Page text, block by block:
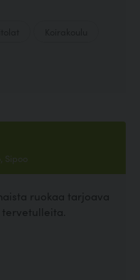
Sipoo
ruokaa tarjoava